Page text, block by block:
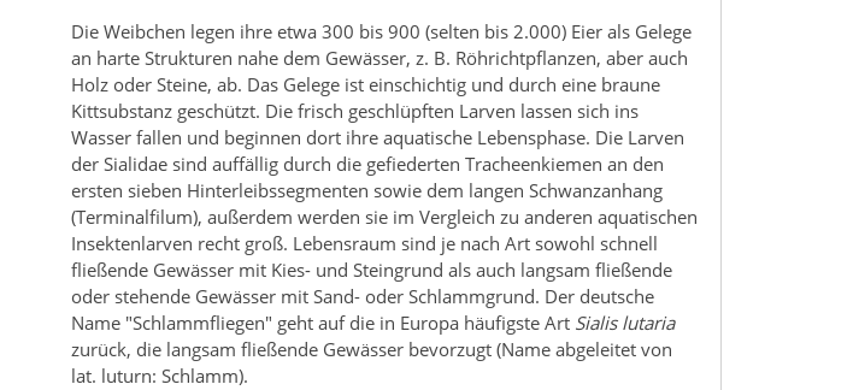
Die Weibchen legen ihre etwa 300 bis 900 (selten bis 2.000) Eier als Gelege
an harte Strukturen nahe dem Gewässer, z. B. Röhrichtpflanzen, aber auch
Holz oder Steine, ab. Das Gelege ist einschichtig und durch eine braune
Kittsubstanz geschützt. Die frisch geschlüpften Larven lassen sich ins
Wasser fallen und beginnen dort ihre aquatische Lebensphase. Die Larven
der Sialidae sind auffällig durch die gefiederten Tracheenkiemen an den
ersten sieben Hinterleibssegmenten sowie dem langen Schwanzanhang
(Terminalfilum), außerdem werden sie im Vergleich zu anderen aquatischen
Insektenlarven recht groß. Lebensraum sind je nach Art sowohl schnell
fließende Gewässer mit Kies- und Steingrund als auch langsam fließende
oder stehende Gewässer mit Sand- oder Schlammgrund. Der deutsche
Name "Schlammfliegen" geht auf die in Europa häufigste Art Sialis lutaria
zurück, die langsam fließende Gewässer bevorzugt (Name abgeleitet von
lat. luturn: Schlamm).